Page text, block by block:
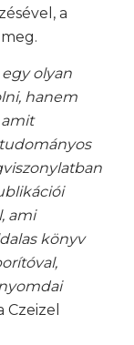
a
olyan
hanem
ami
könyv